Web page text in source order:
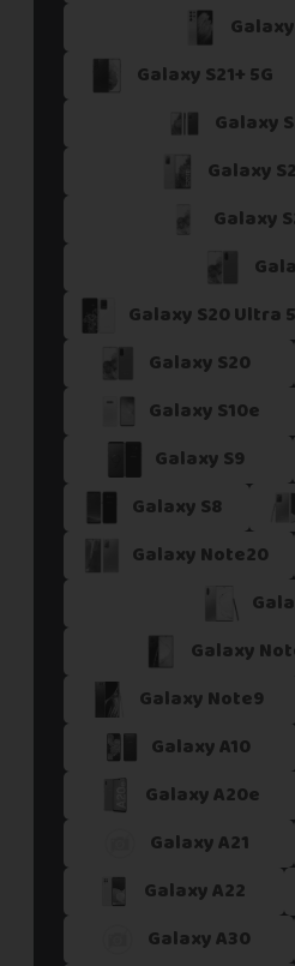
Si vous ne trouvez pas
Vous pouvez éventuellement
Galaxy S21+ 5G
Galaxy
Galaxy
Galaxy
Galaxy S20 Ultra
Galaxy S20
Galaxy S10e
Galaxy S9
Galaxy S8
Galaxy Note20
Galaxy
Galaxy Note9
Galaxy A10
Galaxy A20e
Galaxy A21
Galaxy A22
Galaxy A30